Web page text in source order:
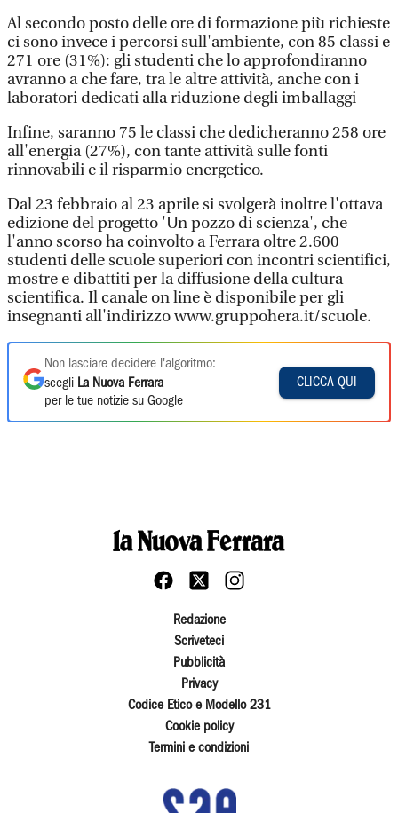
Al secondo posto delle ore di formazione più richieste
ci sono invece i percorsi sull'ambiente, con 85 classi e
271 ore (31%): gli studenti che lo approfondiranno
avranno a che fare, tra le altre attività, anche con i
laboratori dedicati alla riduzione degli imballaggi
Infine, saranno 75 le classi che dedicheranno 258 ore
all'energia (27%), con tante attività sulle fonti
rinnovabili e il risparmio energetico.
Dal 23 febbraio al 23 aprile si svolgerà inoltre l'ottava
edizione del progetto 'Un pozzo di scienza', che
l'anno scorso ha coinvolto a Ferrara oltre 2.600
studenti delle scuole superiori con incontri scientifici,
mostre e dibattiti per la diffusione della cultura
scientifica. Il canale on line è disponibile per gli
insegnanti all'indirizzo www.gruppohera.it/scuole.
Non lasciare decidere l'algoritmo:
scegli La Nuova Ferrara
per le tue notizie su Google
CLICCA QUI
Redazione
Scriveteci
Pubblicità
Privacy
Codice Etico e Modello 231
Cookie policy
Termini e condizioni